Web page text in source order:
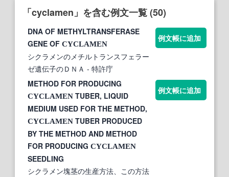
「cyclamen」を含む例文一覧 (50)
DNA OF METHYLTRANSFERASE
GENE OF CYCLAMEN
シクラメンのメチルトランスフェラー
ゼ遺伝子のＤＮＡ - 特許庁
例文帳に追加
METHOD FOR PRODUCING
CYCLAMEN TUBER, LIQUID
MEDIUM USED FOR THE METHOD,
CYCLAMEN TUBER PRODUCED
BY THE METHOD AND METHOD
FOR PRODUCING CYCLAMEN
SEEDLING
シクラメン塊茎の生産方法、この方法
例文帳に追加